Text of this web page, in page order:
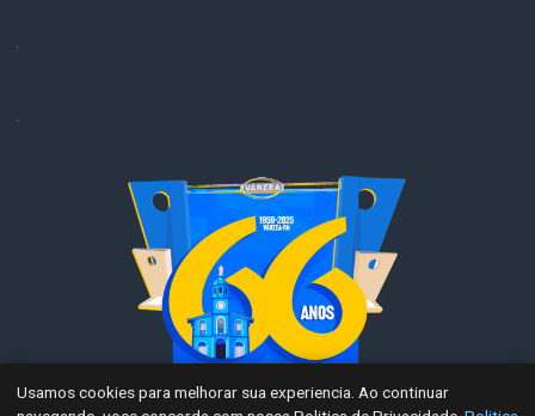
Usamos cookies para melhorar sua experiencia. Ao continuar